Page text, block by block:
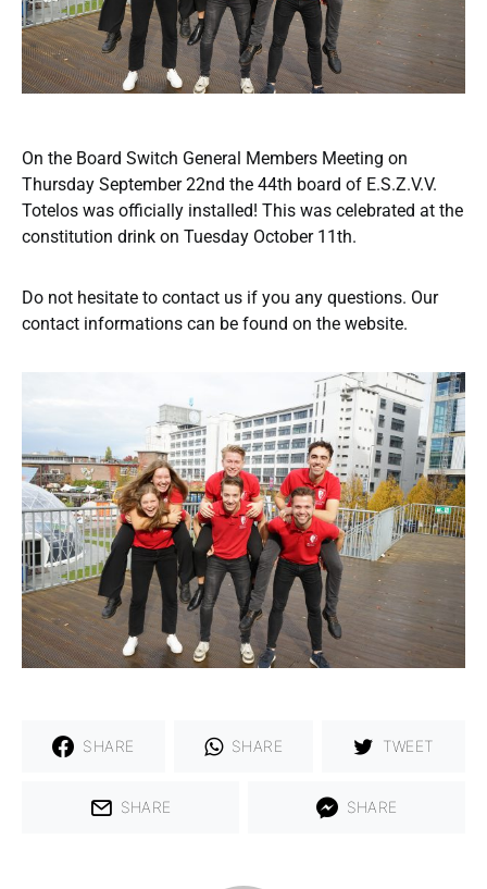
On the Board Switch General Members Meeting on
Thursday September 22nd the 44th board of E.S.Z.V.V.
Totelos was officially installed! This was celebrated at the
constitution drink on Tuesday October 11th.
Do not hesitate to contact us if you any questions. Our
contact informations can be found on the website.
SHARE SHARE TWEET
SHARE SHARE